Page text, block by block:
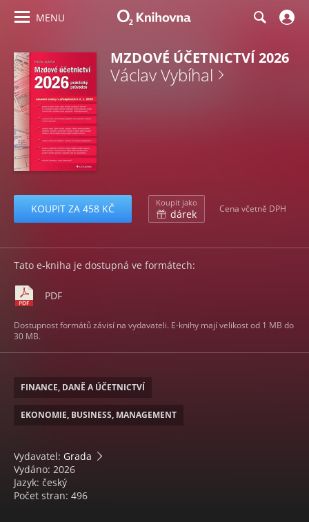
MENU
MZDOVÉ ÚČETNICTVÍ 2026
Václav Vybíhal
KOUPIT ZA 458 KČ Koupit jako
dárek Cena včetně DPH
Tato e-kniha je dostupná ve formátech:
PDF
Dostupnost formátů závisí na vydavateli. E-knihy mají velikost od 1 MB do
30 MB.
FINANCE, DANĚ A ÚČETNICTVÍ
EKONOMIE, BUSINESS, MANAGEMENT
Vydavatel: Grada
Vydáno: 2026
Jazyk: český
Počet stran: 496